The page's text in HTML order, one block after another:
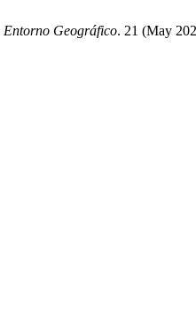
Entorno Geográfico. 21 (May